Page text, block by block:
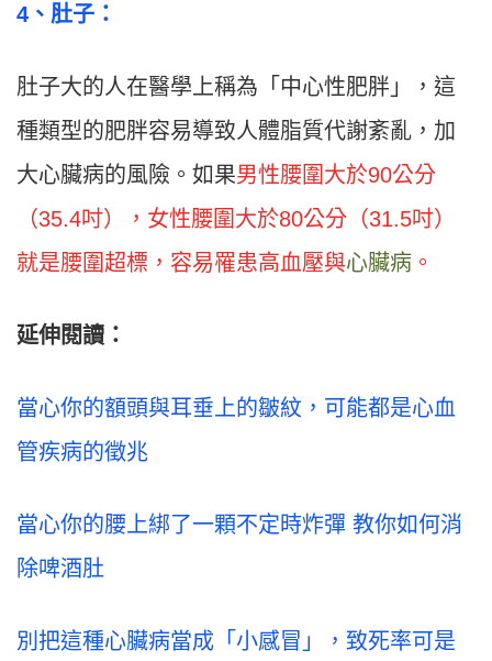
4 、肚子：
肚子大的人在醫學上稱為「中心性肥胖」，這
種類型的肥胖容易導致人體脂質代謝紊亂，加
大心臟病的風險。如果男性腰圍大於90公分
（35.4吋），女性腰圍大於80公分（31.5吋）
就是腰圍超標，容易罹患高血壓與心臟病 。
延伸閱讀：
當心你的額頭與耳垂上的皺紋，可能都是心血
管疾病的徵兆
當心你的腰上綁了一顆不定時炸彈 教你如何消
除啤酒肚
別把這種心臟病當成「小感冒」，致死率可是